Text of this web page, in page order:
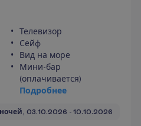
Телевизор
Сейф
Вид на море
Мини-бар
(оплачивается)
Подробнее
03.10.2026 - 10.10.2026